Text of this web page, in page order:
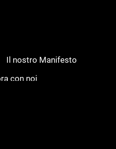
Il nostro Manifesto
con noi